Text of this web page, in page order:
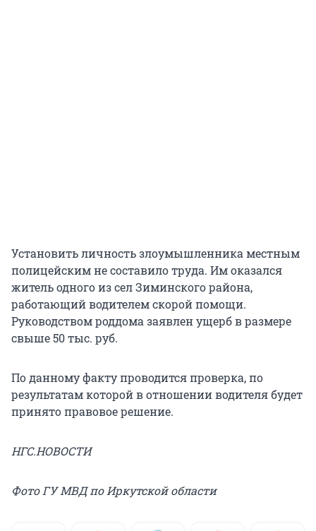
Установить личность злоумышленника местным
полицейским не составило труда. Им оказался
житель одного из сел Зиминского района,
работающий водителем скорой помощи.
Руководством роддома заявлен ущерб в размере
свыше 50 тыс. руб.
По данному факту проводится проверка, по
результатам которой в отношении водителя будет
принято правовое решение.
НГС.НОВОСТИ
Фото ГУ МВД по Иркутской области